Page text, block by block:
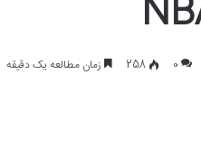
0
258 زمان مطالعه یک دقیقه